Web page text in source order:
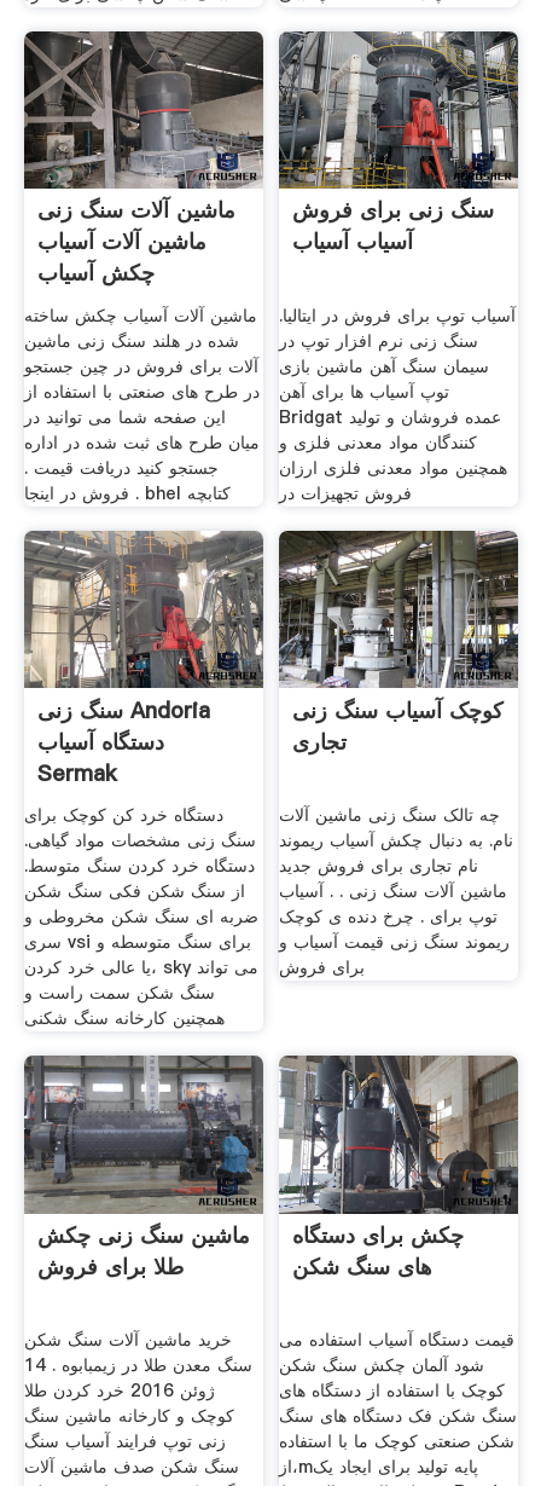
ماشین آلات سنگ زنی
ماشین آلات آسیاب
چکش آسیاب
ماشین آلات آسیاب چکش ساخته
شده در هلند سنگ زنی ماشین
آلات برای فروش در چین جستجو
در طرح های صنعتی با استفاده از
این صفحه شما می توانید در
میان طرح های ثبت شده در اداره
جستجو کنید دریافت قیمت .
فروش در اینجا . bhel کتابچه
سنگ زنی برای فروش
آسیاب آسیاب
آسیاب توپ برای فروش در ایتالیا.
سنگ زنی نرم افزار توپ در
سیمان سنگ آهن ماشین بازی
توپ آسیاب ها برای آهن
Bridgat عمده فروشان و تولید
کنندگان مواد معدنی فلزی و
همچنین مواد معدنی فلزی ارزان
فروش تجهیزات در
سنگ زنی Andoria
دستگاه آسیاب
Sermak
دستگاه خرد کن کوچک برای
سنگ زنی مشخصات مواد گیاهی.
دستگاه خرد کردن سنگ متوسط.
از سنگ شکن فکی سنگ شکن
ضربه ای سنگ شکن مخروطی و
سری vsi برای سنگ متوسطه و
یا عالی خرد کردن، sky می تواند
سنگ شکن سمت راست و
همچنین کارخانه سنگ شکنی
کوچک آسیاب سنگ زنی
تجاری
چه تالک سنگ زنی ماشین آلات
نام. به دنبال چکش آسیاب ریموند
نام تجاری برای فروش جدید
ماشین آلات سنگ زنی . . آسیاب
توپ برای . چرخ دنده ی کوچک
ریموند سنگ زنی قیمت آسیاب و
برای فروش
ماشین سنگ زنی چکش
طلا برای فروش
خرید ماشین آلات سنگ شکن
سنگ معدن طلا در زیمبابوه . 14
ژوئن 2016 خرد کردن طلا
کوچک و کارخانه ماشین سنگ
زنی توپ فرایند آسیاب سنگ
سنگ شکن صدف ماشين آلات
چکش برای دستگاه
های سنگ شکن
قیمت دستگاه آسیاب استفاده می
شود آلمان چکش سنگ شکن
کوچک با استفاده از دستگاه های
سنگ شکن فک دستگاه های سنگ
شکن صنعتی کوچک ما با استفاده
از،mپایه تولید برای ایجاد یک